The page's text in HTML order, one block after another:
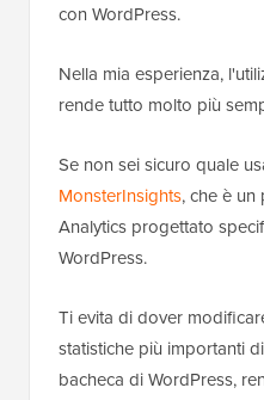
con WordPress.
Nella mia esperienza,
rende tutto molto più
Se non sei sicuro quale
MonsterInsights, che è
Analytics progettato
WordPress.
Ti evita di dover
statistiche più importanti
bacheca di WordPress,